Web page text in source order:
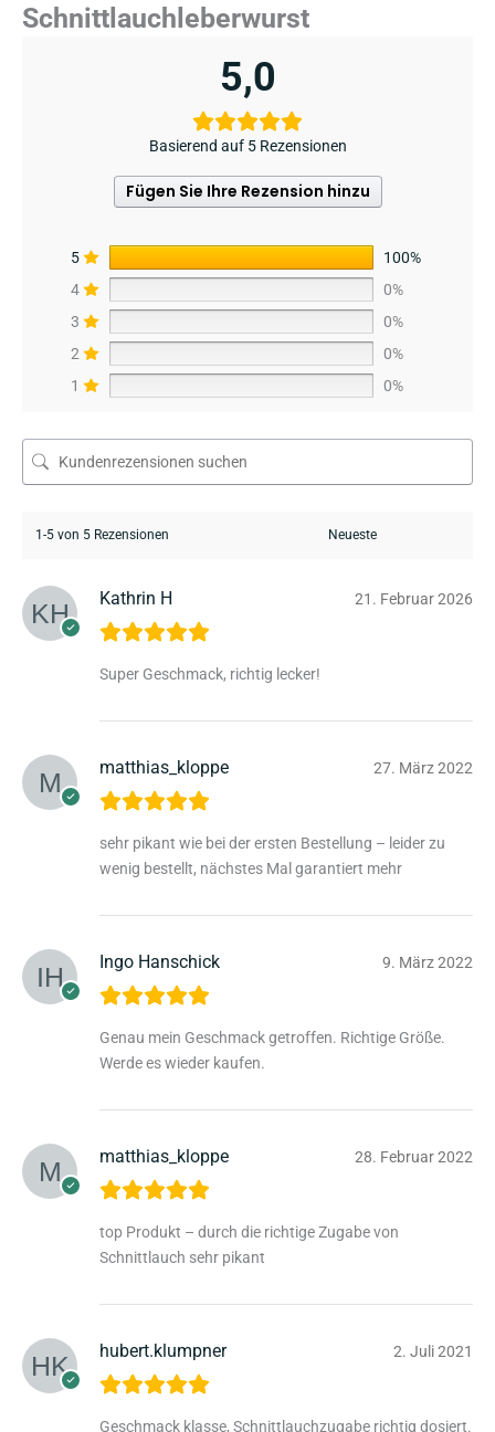
Schnittlauchleberwurst
5,0
Basierend auf 5 Rezensionen
Fügen Sie Ihre Rezension hinzu
5
100%
4
0%
3
0%
2
0%
1
0%
1-5 von 5 Rezensionen
Kathrin H 21. Februar 2026
Super Geschmack, richtig lecker!
matthias_kloppe 27. März 2022
sehr pikant wie bei der ersten Bestellung – leider zu
wenig bestellt, nächstes Mal garantiert mehr
Ingo Hanschick 9. März 2022
Genau mein Geschmack getroffen. Richtige Größe.
Werde es wieder kaufen.
matthias_kloppe 28. Februar 2022
top Produkt – durch die richtige Zugabe von
Schnittlauch sehr pikant
hubert.klumpner 2. Juli 2021
Geschmack klasse, Schnittlauchzugabe richtig dosiert.